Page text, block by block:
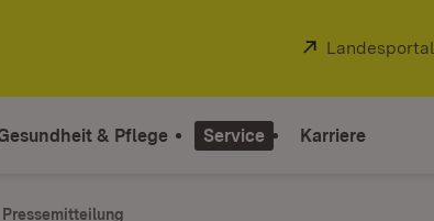
Extern:
Landesportal
& Pflege Service Karriere
Pressemitteilung